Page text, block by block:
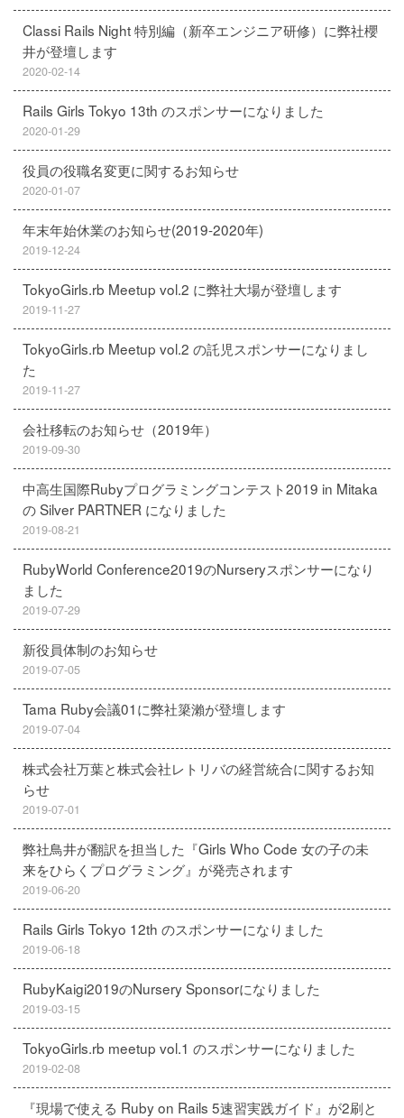
Classi Rails Night 特別編（新卒エンジニア研修）に弊社櫻
井が登壇します
2020-02-14
Rails Girls Tokyo 13th のスポンサーになりました
2020-01-29
役員の役職名変更に関するお知らせ
2020-01-07
年末年始休業のお知らせ(2019-2020年)
2019-12-24
TokyoGirls.rb Meetup vol.2 に弊社大場が登壇します
2019-11-27
TokyoGirls.rb Meetup vol.2 の託児スポンサーになりまし
た
2019-11-27
会社移転のお知らせ（2019年）
2019-09-30
中高生国際Rubyプログラミングコンテスト2019 in Mitaka
の Silver PARTNER になりました
2019-08-21
RubyWorld Conference2019のNurseryスポンサーになり
ました
2019-07-29
新役員体制のお知らせ
2019-07-05
Tama Ruby会議01に弊社簗瀨が登壇します
2019-07-04
株式会社万葉と株式会社レトリバの経営統合に関するお知
らせ
2019-07-01
弊社鳥井が翻訳を担当した『Girls Who Code 女の子の未
来をひらくプログラミング』が発売されます
2019-06-20
Rails Girls Tokyo 12th のスポンサーになりました
2019-06-18
RubyKaigi2019のNursery Sponsorになりました
2019-03-15
TokyoGirls.rb meetup vol.1 のスポンサーになりました
2019-02-08
『現場で使える Ruby on Rails 5速習実践ガイド』が2刷と